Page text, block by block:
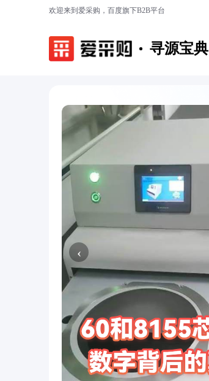
欢迎来到爱采购，百度旗下B2B平台
寻源宝典
‹